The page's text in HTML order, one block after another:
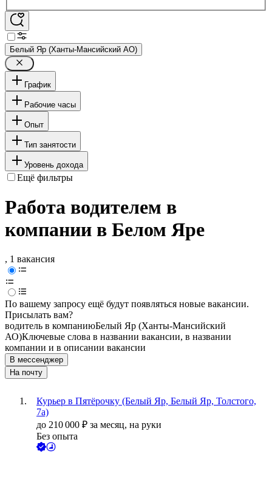
Белый Яр (Ханты-Мансийский АО)
График
Рабочие часы
Опыт
Тип занятости
Уровень дохода
Ещё фильтры
Работа водителем в
компании в Белом Яре
, 1 вакансия
По вашему запросу ещё будут появляться новые вакансии.
Присылать вам?
водитель в компаниюБелый Яр (Ханты-Мансийский
АО)Ключевые слова в названии вакансии, в названии
компании и в описании вакансии
В мессенджер
На почту
Курьер в Пятёрочку (Белый Яр, Белый Яр, Толстого,
7а)
до 210 000 ₽ за месяц, на руки
Без опыта